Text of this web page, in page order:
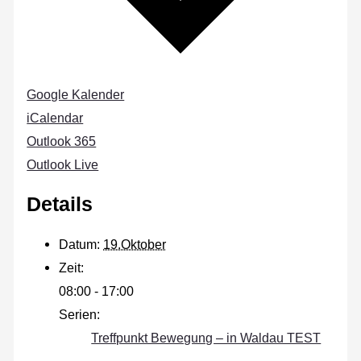
Google Kalender
iCalendar
Outlook 365
Outlook Live
Details
Datum: 19.Oktober
Zeit:
08:00 - 17:00
Serien:
Treffpunkt Bewegung – in Waldau TEST